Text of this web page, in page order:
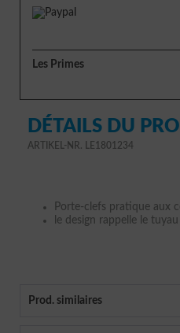
Les Primes
DÉTAILS DU
ARTIKEL-NR. LE1801234
Porte-clefs pratique aux
le design rappelle le
Prod. similaires